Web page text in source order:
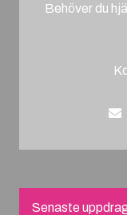
Behöver du
Senaste